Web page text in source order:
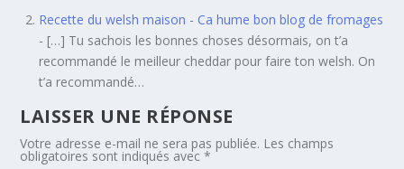
Recette du welsh maison - Ca hume bon blog de fromages
- […] Tu sachois les bonnes choses désormais, on t’a
recommandé le meilleur cheddar pour faire ton welsh. On
t’a recommandé…
LAISSER UNE RÉPONSE
Votre adresse e-mail ne sera pas publiée. Les champs
obligatoires sont indiqués avec*